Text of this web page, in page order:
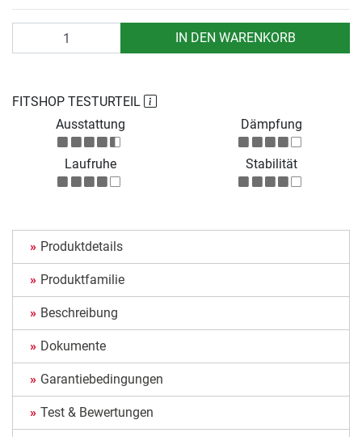
IN DEN WARENKORB
FITSHOP TESTURTEIL
Ausstattung
Dämpfung
Laufruhe Stabilität
Produktdetails
Produktfamilie
Beschreibung
Dokumente
Garantiebedingungen
Test & Bewertungen